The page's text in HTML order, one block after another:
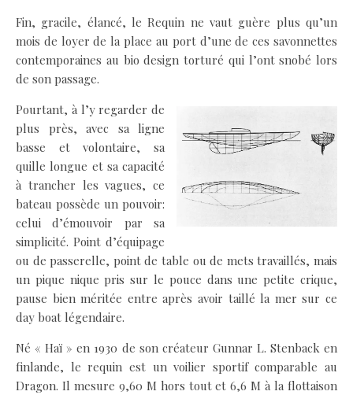
Fin, gracile, élancé, le Requin ne vaut guère plus qu’un
mois de loyer de la place au port d’une de ces savonnettes
contemporaines au bio design torturé qui l’ont snobé lors
de son passage.
Pourtant, à l’y regarder de
plus près, avec sa ligne
basse et volontaire, sa
quille longue et sa capacité
à trancher les vagues, ce
bateau possède un pouvoir:
celui d’émouvoir par sa
simplicité. Point d’équipage
ou de passerelle, point de table ou de mets travaillés, mais
un pique nique pris sur le pouce dans une petite crique,
pause bien méritée entre après avoir taillé la mer sur ce
day boat légendaire.
Né « Haï » en 1930 de son créateur Gunnar L. Stenback en
finlande, le requin est un voilier sportif comparable au
Dragon. Il mesure 9,60 M hors tout et 6,6 M à la flottaison